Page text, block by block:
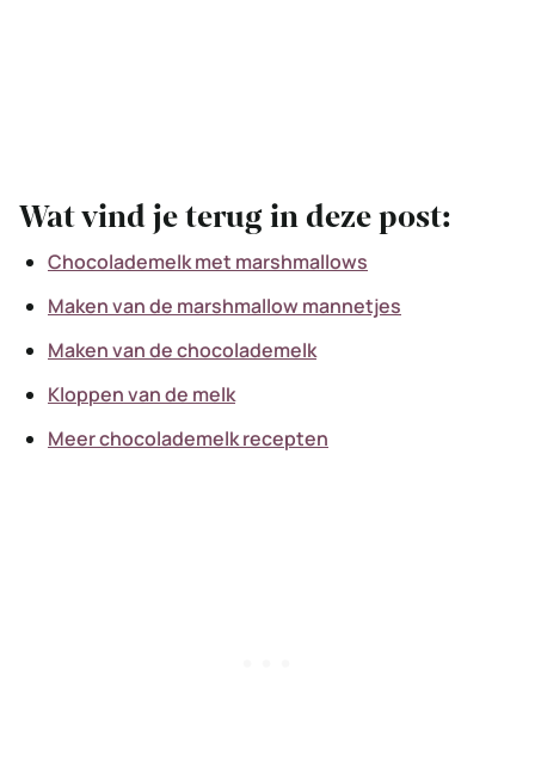
Wat vind je terug in deze post:
Chocolademelk met marshmallows
Maken van de marshmallow mannetjes
Maken van de chocolademelk
Kloppen van de melk
Meer chocolademelk recepten